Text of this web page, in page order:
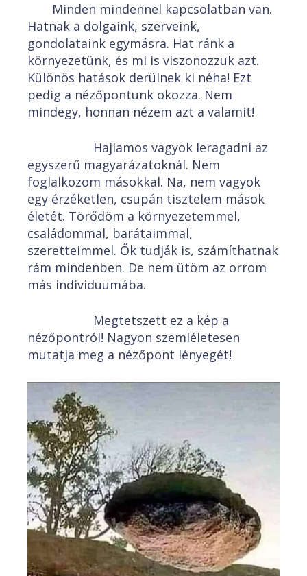
Minden mindennel kapcsolatban van.
Hatnak a dolgaink, szerveink,
gondolataink egymásra. Hat ránk a
környezetünk, és mi is viszonozzuk azt.
Különös hatások derülnek ki néha! Ezt
pedig a nézőpontunk okozza. Nem
mindegy, honnan nézem azt a valamit!
Hajlamos vagyok leragadni az
egyszerű magyarázatoknál. Nem
foglalkozom másokkal. Na, nem vagyok
egy érzéketlen, csupán tisztelem mások
életét. Törődöm a környezetemmel,
családommal, barátaimmal,
szeretteimmel. Ők tudják is, számíthatnak
rám mindenben. De nem ütöm az orrom
más individuumába.
Megtetszett ez a kép a
nézőpontról! Nagyon szemléletesen
mutatja meg a nézőpont lényegét!